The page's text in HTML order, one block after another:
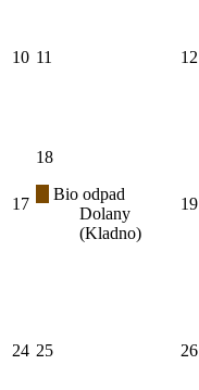
10 11 12
17
18
Bio odpad
Dolany
(Kladno)
19
24 25 26